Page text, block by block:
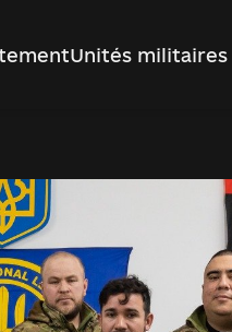
Unités militaires